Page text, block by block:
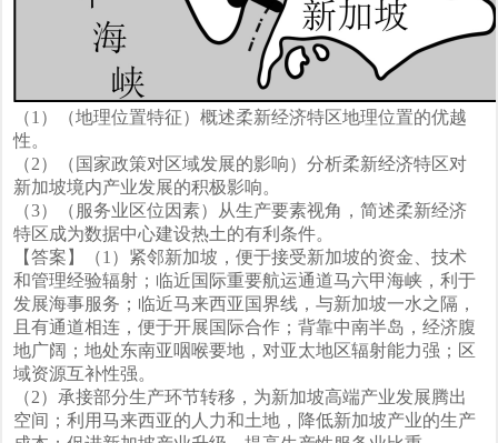
（1）（地理位置特征）概述柔新经济特区地理位置的优越
性。
（2）（国家政策对区域发展的影响）分析柔新经济特区对
新加坡境内产业发展的积极影响。
（3）（服务业区位因素）从生产要素视角，简述柔新经济
特区成为数据中心建设热土的有利条件。
【答案】（1）紧邻新加坡，便于接受新加坡的资金、技术
和管理经验辐射；临近国际重要航运通道马六甲海峡，利于
发展海事服务；临近马来西亚国界线，与新加坡一水之隔，
且有通道相连，便于开展国际合作；背靠中南半岛，经济腹
地广阔；地处东南亚咽喉要地，对亚太地区辐射能力强；区
域资源互补性强。
（2）承接部分生产环节转移，为新加坡高端产业发展腾出
空间；利用马来西亚的人力和土地，降低新加坡产业的生产